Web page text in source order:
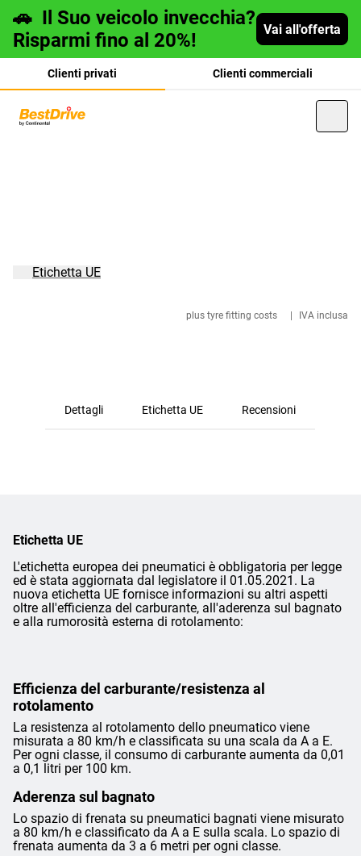
🚗 Il Suo veicolo invecchia?
Risparmi fino al 20%!
Vai all'offerta
Clienti privati Clienti commerciali
plus tyre fitting costs IVA inclusa
Etichetta UE
Dettagli Etichetta UE Recensioni
Etichetta UE
L'etichetta europea dei pneumatici è obbligatoria per legge
ed è stata aggiornata dal legislatore il 01.05.2021. La
nuova etichetta UE fornisce informazioni su altri aspetti
oltre all'efficienza del carburante, all'aderenza sul bagnato
e alla rumorosità esterna di rotolamento:
Efficienza del carburante/resistenza al
rotolamento
La resistenza al rotolamento dello pneumatico viene
misurata a 80 km/h e classificata su una scala da A a E.
Per ogni classe, il consumo di carburante aumenta da 0,01
a 0,1 litri per 100 km.
Aderenza sul bagnato
Lo spazio di frenata su pneumatici bagnati viene misurato
a 80 km/h e classificato da A a E sulla scala. Lo spazio di
frenata aumenta da 3 a 6 metri per ogni classe.